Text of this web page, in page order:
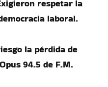
respetar la
laboral.
la pérdida de
94.5 de F.M.